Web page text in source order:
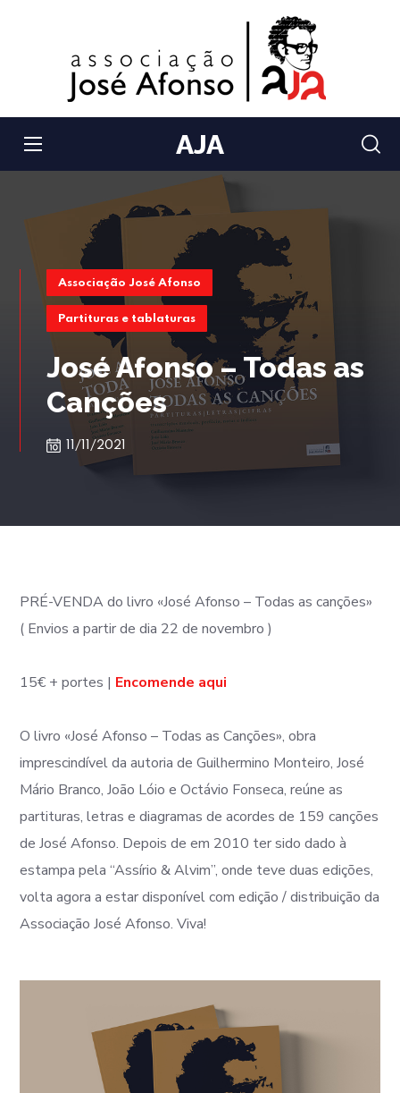
AJA
Associação José Afonso
Partituras e tablaturas
José Afonso – Todas as
Canções
11/11/2021
PRÉ-VENDA do livro «José Afonso – Todas as canções»
( Envios a partir de dia 22 de novembro )
15€ + portes | Encomende aqui
O livro «José Afonso – Todas as Canções», obra
imprescindível da autoria de Guilhermino Monteiro, José
Mário Branco, João Lóio e Octávio Fonseca, reúne as
partituras, letras e diagramas de acordes de 159 canções
de José Afonso. Depois de em 2010 ter sido dado à
estampa pela “Assírio & Alvim”, onde teve duas edições,
volta agora a estar disponível com edição / distribuição da
Associação José Afonso. Viva!